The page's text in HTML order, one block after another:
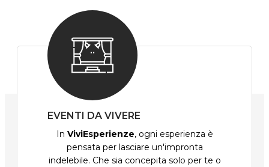
EVENTI DA VIVERE
In ViviEsperienze, ogni esperienza è
pensata per lasciare un'impronta
indelebile. Che sia concepita solo per te o